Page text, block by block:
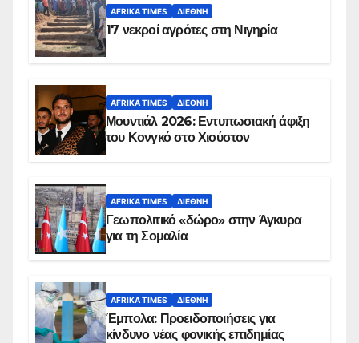
AFRIKA TIMES ΔΙΕΘΝΉ
17 νεκροί αγρότες στη Νιγηρία
AFRIKA TIMES ΔΙΕΘΝΉ
Μουντιάλ 2026: Εντυπωσιακή άφιξη
του Κονγκό στο Χιούστον
AFRIKA TIMES ΔΙΕΘΝΉ
Γεωπολιτικό «δώρο» στην Άγκυρα
για τη Σομαλία
AFRIKA TIMES ΔΙΕΘΝΉ
Έμπολα: Προειδοποιήσεις για
κίνδυνο νέας φονικής επιδημίας